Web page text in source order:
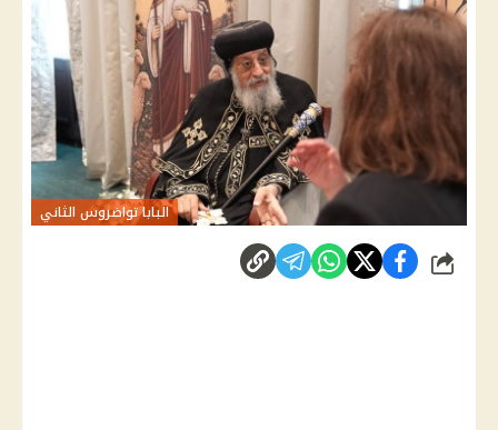
البابا تواضروس الثاني
شارك